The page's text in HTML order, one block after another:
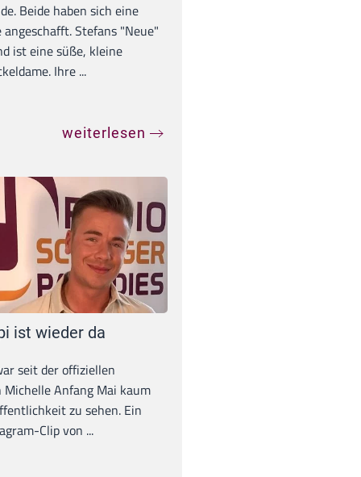
Beide haben sich eine
angeschafft. Stefans "Neue"
ist eine süße, kleine
Ihre ...
weiterlesen
ist wieder da
seit der offiziellen
Michelle Anfang Mai kaum
zu sehen. Ein
Clip von ...